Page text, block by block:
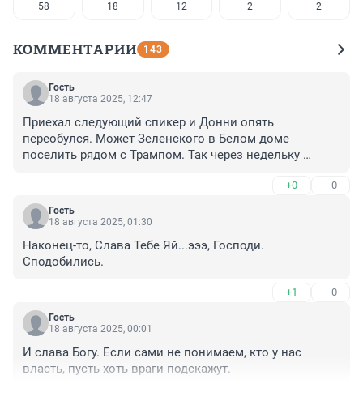
58 18 12 2 2
КОММЕНТАРИИ 143
Гость
18 августа 2025, 12:47
Приехал следующий спикер и Донни опять
переобулся. Может Зеленского в Белом доме
поселить рядом с Трампом. Так через недельку
+0 –0
Гость
18 августа 2025, 01:30
Наконец-то, Слава Тебе Яй...эээ, Господи.
Сподобились.
+1 –0
Гость
18 августа 2025, 00:01
И слава Богу. Если сами не понимаем, кто у нас
власть, пусть хоть враги подскажут.